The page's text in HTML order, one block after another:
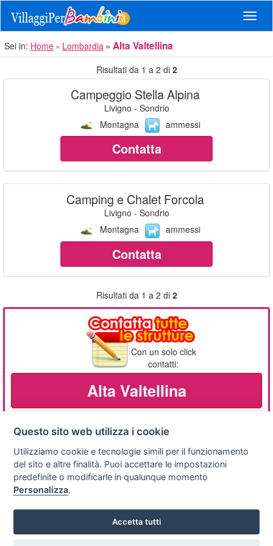
Sei in: Home Lombardia Alta Valtellina
Risultati da 1 a 2 di 2
Campeggio Stella Alpina
Livigno - Sondrio
Montagna
ammessi
Contatta
Camping e Chalet Forcola
Livigno - Sondrio
Montagna
ammessi
Contatta
Risultati da 1 a 2 di 2
Con un solo click
contatti:
Alta Valtellina
Privacy
policy
Avviso
legale
Scrivici
Preferenze cookie
Copyright © 2008
SVILUPPO TURISMO ITALIA S.r.L. unipersonale
Questo sito web utilizza i cookie
Utilizziamo cookie e tecnologie simili per il funzionamento
del sito e altre finalità. Puoi accettare le impostazioni
predefinite o modificarle in qualunque momento
Personalizza.
Accetta tutti